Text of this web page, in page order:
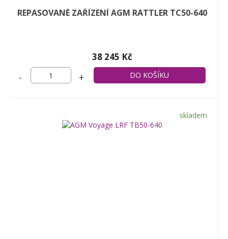
REPASOVANÉ ZAŘÍZENÍ AGM RATTLER TC50-640
38 245 Kč
- +
skladem